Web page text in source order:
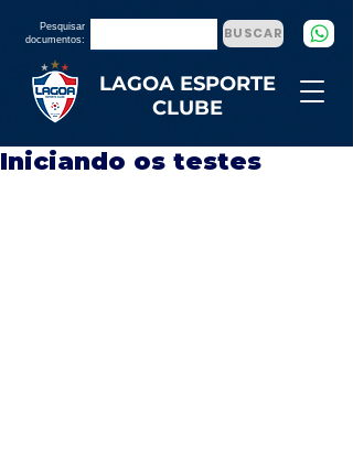
LAGOA ESPORTE
CLUBE
Pesquisar
documentos:
BUSCAR
Iniciando os testes